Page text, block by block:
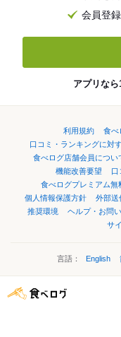
会員登
アプリなら
利用規約 食べ
口コミ・ランキングに対
食べログ店舗会員につい
機能改善要望
口
食べログプレミアム無
個人情報保護方針
外部送
推奨環境
ヘルプ・お問
サ
言語： English